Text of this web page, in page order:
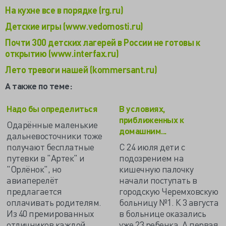
На кухне все в порядке (rg.ru)
Детские игры (www.vedomosti.ru)
Почти 300 детских лагерей в России не готовы к
открытию (www.interfax.ru)
Лето тревоги нашей (kommersant.ru)
А также по теме:
Надо бы определиться
Одарённые маленькие
дальневосточники тоже
получают бесплатные
путевки в "Артек" и
"Орлёнок", но
авиаперелёт
предлагается
оплачивать родителям.
Из 40 премированных
В условиях,
приближенных к
домашним...
С 24 июля дети с
подозрением на
кишечную палочку
начали поступать в
городскую Черемховскую
больницу №1. К 3 августа
в больнице оказались